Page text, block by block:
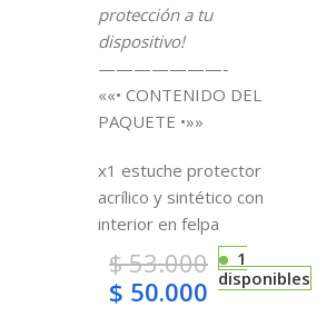
protección a tu
dispositivo!
———————-
««• CONTENIDO DEL
PAQUETE •»»
x1 estuche protector
acrílico y sintético con
interior en felpa
$53.000
$ 50.000
1
disponibles